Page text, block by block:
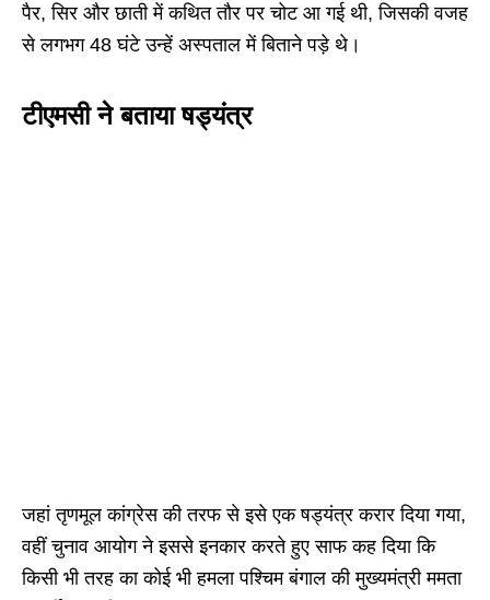
पैर, सिर और छाती में कथित तौर पर चोट आ गई थी, जिसकी वजह
से लगभग 48 घंटे उन्हें अस्पताल में बिताने पड़े थे।
टीएमसी ने बताया षड्यंत्र
जहां तृणमूल कांग्रेस की तरफ से इसे एक षड्यंत्र करार दिया गया,
वहीं चुनाव आयोग ने इससे इनकार करते हुए साफ कह दिया कि
किसी भी तरह का कोई भी हमला पश्चिम बंगाल की मुख्यमंत्री ममता